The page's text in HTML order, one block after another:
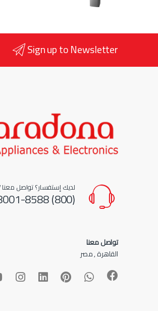
Sign up to Newsletter
لديك إستفسار؟ تواصل معنا 24/7!
(800) 8001-8588, (0600) 874 548
تواصل معنا
القاهرة , مصر